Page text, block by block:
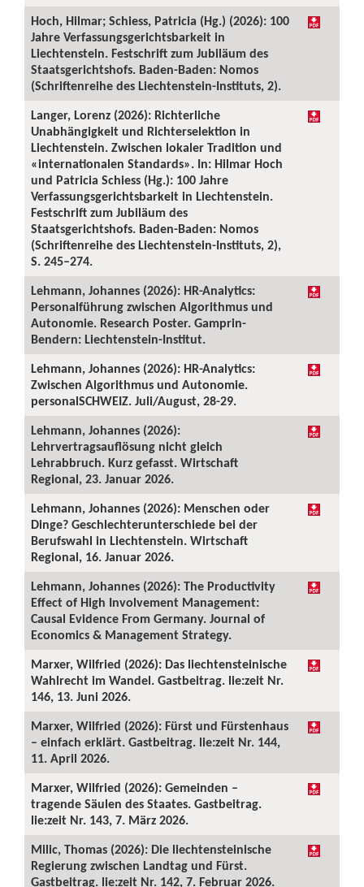
Hoch, Hilmar; Schiess, Patricia (Hg.) (2026): 100
Jahre Verfassungsgerichtsbarkeit in
Liechtenstein. Festschrift zum Jubiläum des
Staatsgerichtshofs. Baden-Baden: Nomos
(Schriftenreihe des Liechtenstein-Instituts, 2).
Langer, Lorenz (2026): Richterliche
Unabhängigkeit und Richterselektion in
Liechtenstein. Zwischen lokaler Tradition und
«internationalen Standards». In: Hilmar Hoch
und Patricia Schiess (Hg.): 100 Jahre
Verfassungsgerichtsbarkeit in Liechtenstein.
Festschrift zum Jubiläum des
Staatsgerichtshofs. Baden-Baden: Nomos
(Schriftenreihe des Liechtenstein-Instituts, 2),
S. 245–274.
Lehmann, Johannes (2026): HR-Analytics:
Personalführung zwischen Algorithmus und
Autonomie. Research Poster. Gamprin-
Bendern: Liechtenstein-Institut.
Lehmann, Johannes (2026): HR-Analytics:
Zwischen Algorithmus und Autonomie.
personalSCHWEIZ. Juli/August, 28-29.
Lehmann, Johannes (2026):
Lehrvertragsauflösung nicht gleich
Lehrabbruch. Kurz gefasst. Wirtschaft
Regional, 23. Januar 2026.
Lehmann, Johannes (2026): Menschen oder
Dinge? Geschlechterunterschiede bei der
Berufswahl in Liechtenstein. Wirtschaft
Regional, 16. Januar 2026.
Lehmann, Johannes (2026): The Productivity
Effect of High Involvement Management:
Causal Evidence From Germany. Journal of
Economics & Management Strategy.
Marxer, Wilfried (2026): Das liechtensteinische
Wahlrecht im Wandel. Gastbeitrag. lie:zeit Nr.
146, 13. Juni 2026.
Marxer, Wilfried (2026): Fürst und Fürstenhaus
– einfach erklärt. Gastbeitrag. lie:zeit Nr. 144,
11. April 2026.
Marxer, Wilfried (2026): Gemeinden –
tragende Säulen des Staates. Gastbeitrag.
lie:zeit Nr. 143, 7. März 2026.
Milic, Thomas (2026): Die liechtensteinische
Regierung zwischen Landtag und Fürst.
Gastbeitrag. lie:zeit Nr. 142, 7. Februar 2026.